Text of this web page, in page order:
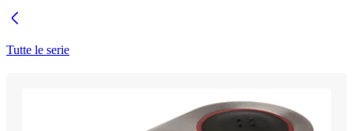
Tutte le serie